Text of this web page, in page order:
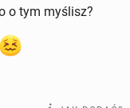
o tym myślisz?